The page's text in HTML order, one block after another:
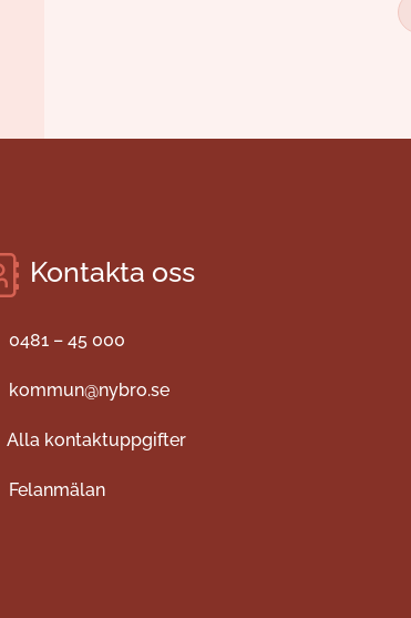
Kontakta oss
0481 – 45 000
kommun@nybro.se
Alla kontaktuppgifter
Felanmälan